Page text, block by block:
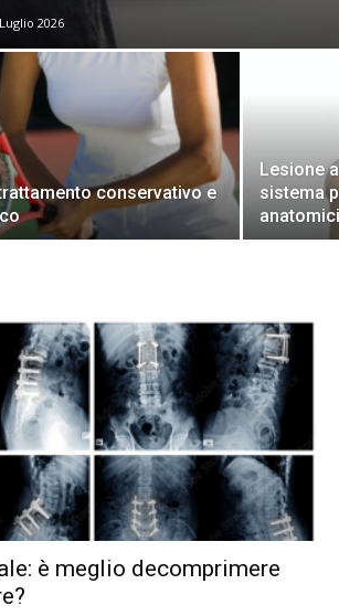
2026
conservativo e
Lesione
sistema
è meglio decomprimere